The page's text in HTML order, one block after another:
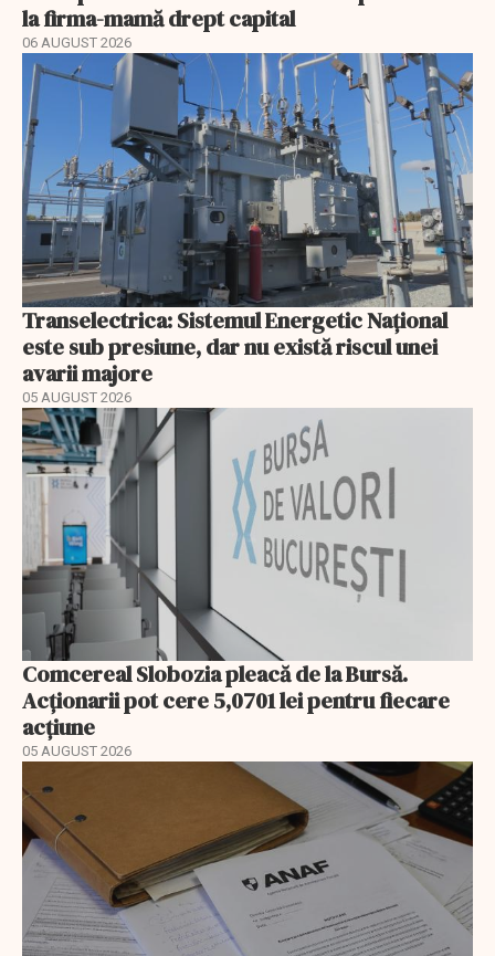
la firma-mamă drept capital
06 AUGUST 2026
Transelectrica: Sistemul Energetic Național
este sub presiune, dar nu există riscul unei
avarii majore
05 AUGUST 2026
Comcereal Slobozia pleacă de la Bursă.
Acționarii pot cere 5,0701 lei pentru fiecare
acțiune
05 AUGUST 2026